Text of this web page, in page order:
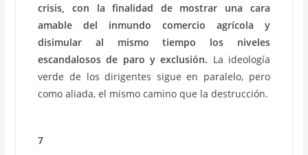
crisis, con la finalidad de mostrar una cara
amable del inmundo comercio agrícola y
disimular al mismo tiempo los niveles
escandalosos de paro y exclusión. La ideología
verde de los dirigentes sigue en paralelo, pero
como aliada, el mismo camino que la destrucción.
7